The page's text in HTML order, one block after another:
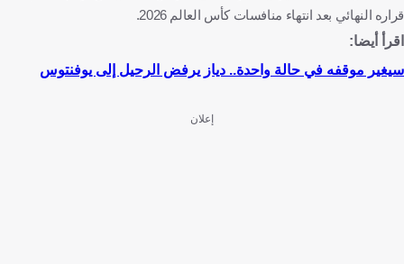
قراره النهائي بعد انتهاء منافسات كأس العالم 2026.
اقرأ أيضا:
سيغير موقفه في حالة واحدة.. دياز يرفض الرحيل إلى يوفنتوس
إعلان